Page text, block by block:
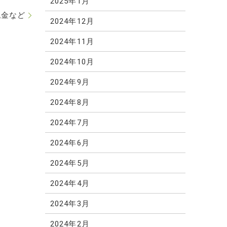
など
2024年12月
2024年11月
2024年10月
2024年9月
2024年8月
2024年7月
2024年6月
2024年5月
2024年4月
2024年3月
2024年2月